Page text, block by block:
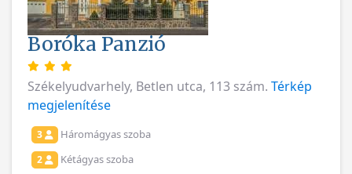
Boróka Panzió
Székelyudvarhely, Betlen utca, 113 szám. Térkép
megjelenítése
3 Háromágyas szoba
2 Kétágyas szoba